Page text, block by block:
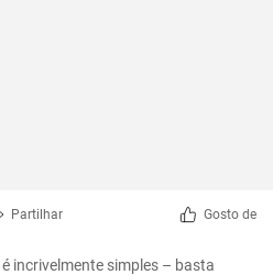
Partilhar Gosto de
incrivelmente simples – basta